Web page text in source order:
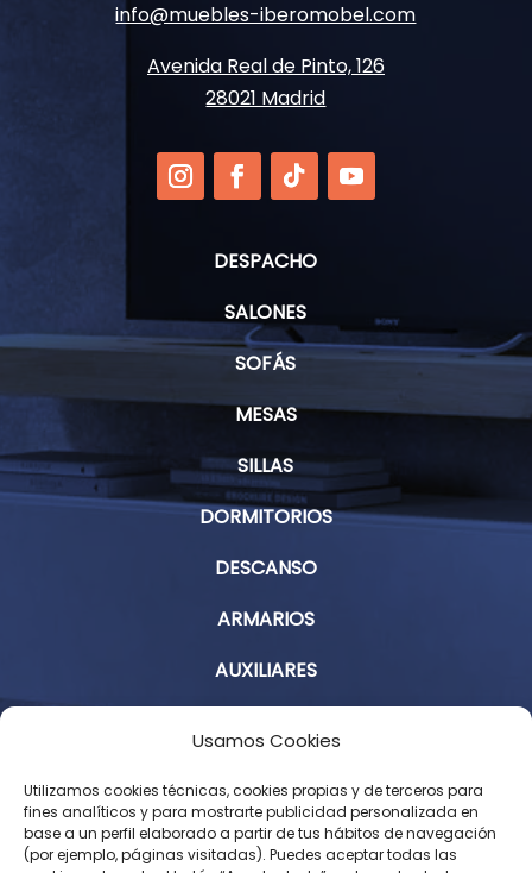
Usamos Cookies
Utilizamos cookies técnicas, cookies propias y de terceros para
fines analíticos y para mostrarte publicidad personalizada en
base a un perfil elaborado a partir de tus hábitos de navegación
(por ejemplo, páginas visitadas). Puedes aceptar todas las
info@muebles-iberomobel.com
Avenida Real de Pinto, 126
28021 Madrid
DESPACHO
SALONES
SOFÁS
MESAS
SILLAS
DORMITORIOS
DESCANSO
ARMARIOS
AUXILIARES
Aviso Legal
Política de Privacidad
Condiciones Generales de Contratación